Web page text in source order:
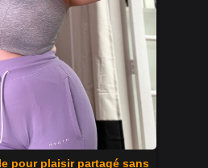
pour plaisir partagé sans